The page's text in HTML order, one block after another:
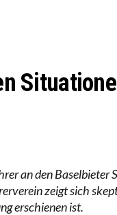
an den Baselbieter
zeigt sich
erschienen ist.